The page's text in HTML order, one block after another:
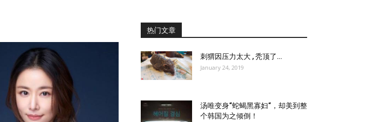
热门文章
刺猬因压力太大 , 秃顶了…
January 24, 2019
汤唯变身“蛇蝎黑寡妇“，却美到整
个韩国为之倾倒！